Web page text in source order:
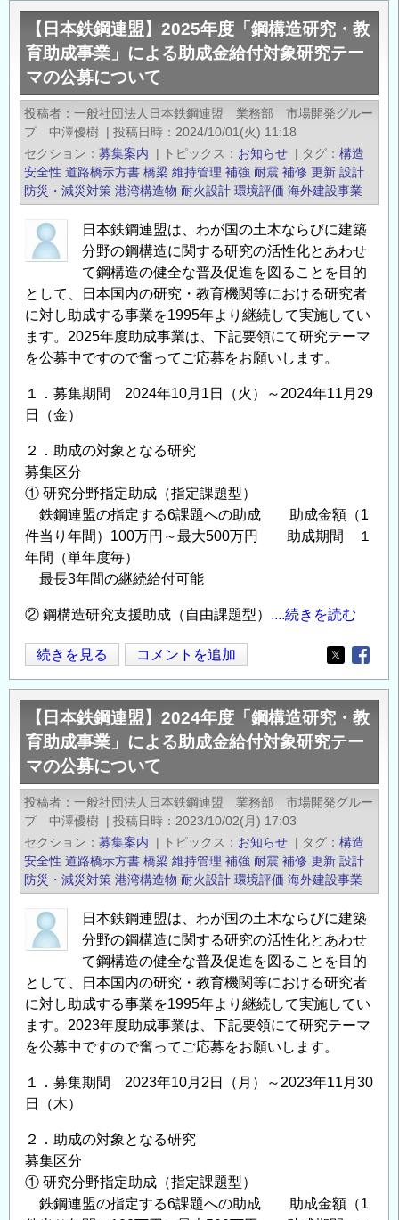
――
人
工
島
開
発
の
最
前
線
と
国
際
支
援・
受
の
ゆ
え」
開
催
の
ご
案
の
鉄
鋼
連
盟】
2026
年
「鋼
構
研
究・
育
助
成
事
業」
に
る
助
成
金
給
付
対
象
究
テ
ー
マ
の
公
募
に
つ
い
て
【日本鉄鋼連盟】2025年度「鋼構造研究・教
育助成事業」による助成金給付対象研究テー
マの公募について
投稿者
一般社団法人日本鉄鋼連盟 業務部 市場開発グルー
プ 中澤優樹 | 投稿日時
2024/10/01(火) 11:18
セクション
募集案内 | トピックス お知らせ | タグ
構造
安全性 道路橋示方書 橋梁 維持管理 補強 耐震 補修 更新 設計
防災・減災対策 港湾構造物 耐火設計 環境評価 海外建設事業
日本鉄鋼連盟は、わが国の土木ならびに建築
分野の鋼構造に関する研究の活性化とあわせ
て鋼構造の健全な普及促進を図ることを目的
として、日本国内の研究・教育機関等における研究者
に対し助成する事業を1995年より継続して実施してい
ます。2025年度助成事業は、下記要領にて研究テーマ
を公募中ですので奮ってご応募をお願いします。
１．募集期間 2024年10月1日（火）～2024年11月29
日（金）
２．助成の対象となる研究
募集区分
① 研究分野指定助成（指定課題型）
鉄鋼連盟の指定する6課題への助成 助成金額（1
件当り年間）100万円～最大500万円 助成期間 １
年間（単年度毎）
最長3年間の継続給付可能
② 鋼構造研究支援助成（自由課題型） ....続きを読む
【日
本
鉄
鋼
連
盟】
2025
年
「鋼
構
研
究・
育
助
成
事
業」
に
る
助
成
金
続きを見る コメントを追加
Opens in
【日本鉄鋼連盟】2024年度「鋼構造研究・教
育助成事業」による助成金給付対象研究テー
マの公募について
投稿者
一般社団法人日本鉄鋼連盟 業務部 市場開発グルー
プ 中澤優樹 | 投稿日時
2023/10/02(月) 17:03
セクション
募集案内 | トピックス お知らせ | タグ
構造
安全性 道路橋示方書 橋梁 維持管理 補強 耐震 補修 更新 設計
防災・減災対策 港湾構造物 耐火設計 環境評価 海外建設事業
日本鉄鋼連盟は、わが国の土木ならびに建築
分野の鋼構造に関する研究の活性化とあわせ
て鋼構造の健全な普及促進を図ることを目的
として、日本国内の研究・教育機関等における研究者
に対し助成する事業を1995年より継続して実施してい
ます。2023年度助成事業は、下記要領にて研究テーマ
を公募中ですので奮ってご応募をお願いします。
１．募集期間 2023年10月2日（月）～2023年11月30
日（木）
２．助成の対象となる研究
募集区分
① 研究分野指定助成（指定課題型）
鉄鋼連盟の指定する6課題への助成 助成金額（1